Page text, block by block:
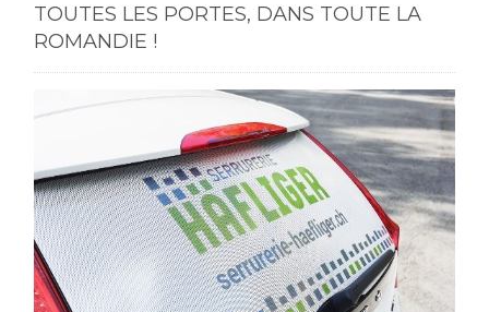
TOUTES LES PORTES, DANS TOUTE LA
ROMANDIE !